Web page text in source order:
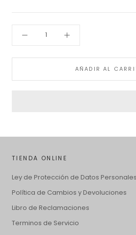
AÑADIR AL
TIENDA ONLINE
Ley de Protección de Datos Personales
Política de Cambios y Devoluciones
Libro de Reclamaciones
Terminos de Servicio